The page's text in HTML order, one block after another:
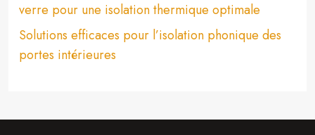
verre pour une isolation thermique optimale
Solutions efficaces pour l’isolation phonique des
portes intérieures